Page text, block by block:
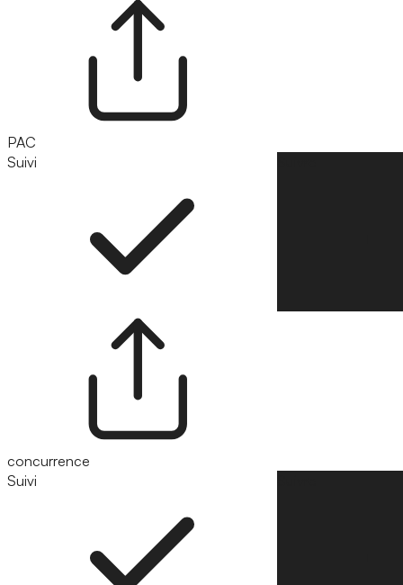
PAC
Suivi
concurrence
Suivi